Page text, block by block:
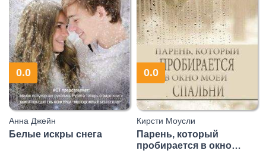
0.0
Анна Джейн
Белые искры снега
0.0
Кирсти Моусли
Парень, который
пробирается в окно